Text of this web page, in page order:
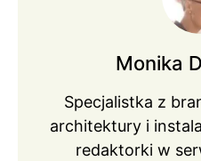
Monika
Specjalistka z
architektury i
redaktorki w